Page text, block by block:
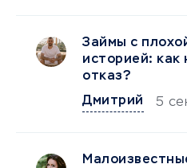
Займы с
историей: как
отказ?
Дмитрий
5